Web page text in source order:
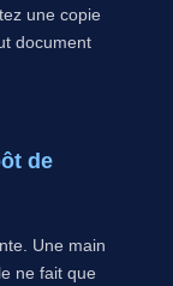
une copie
document
de
Une main
ne fait que